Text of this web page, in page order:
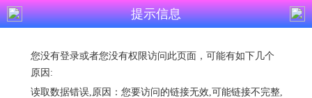
提示信息
您没有登录或者您没有权限访问此页面，可能有如下几个
原因:
读取数据错误,原因：您要访问的链接无效,可能链接不完整,